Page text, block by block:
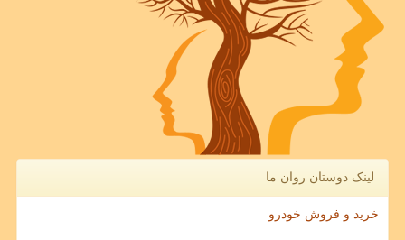
لینک دوستان روان ما
خرید و فروش خودرو